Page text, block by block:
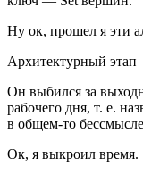
Ну ок, прошел я эти
Архитектурный
Он выбился за
рабочего дня, т. е.
в общем‑то
Ок, я выкроил время.